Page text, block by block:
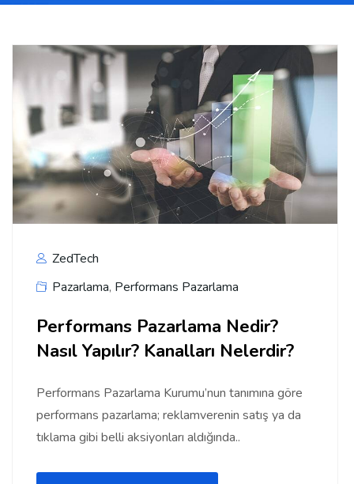
ZedTech
Pazarlama, Performans Pazarlama
Performans Pazarlama Nedir?
Nasıl Yapılır? Kanalları Nelerdir?
Performans Pazarlama Kurumu’nun tanımına göre
performans pazarlama; reklamverenin satış ya da
tıklama gibi belli aksiyonları aldığında..